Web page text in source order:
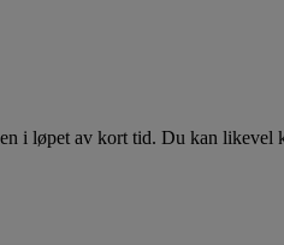
i løpet av kort tid. Du kan likevel